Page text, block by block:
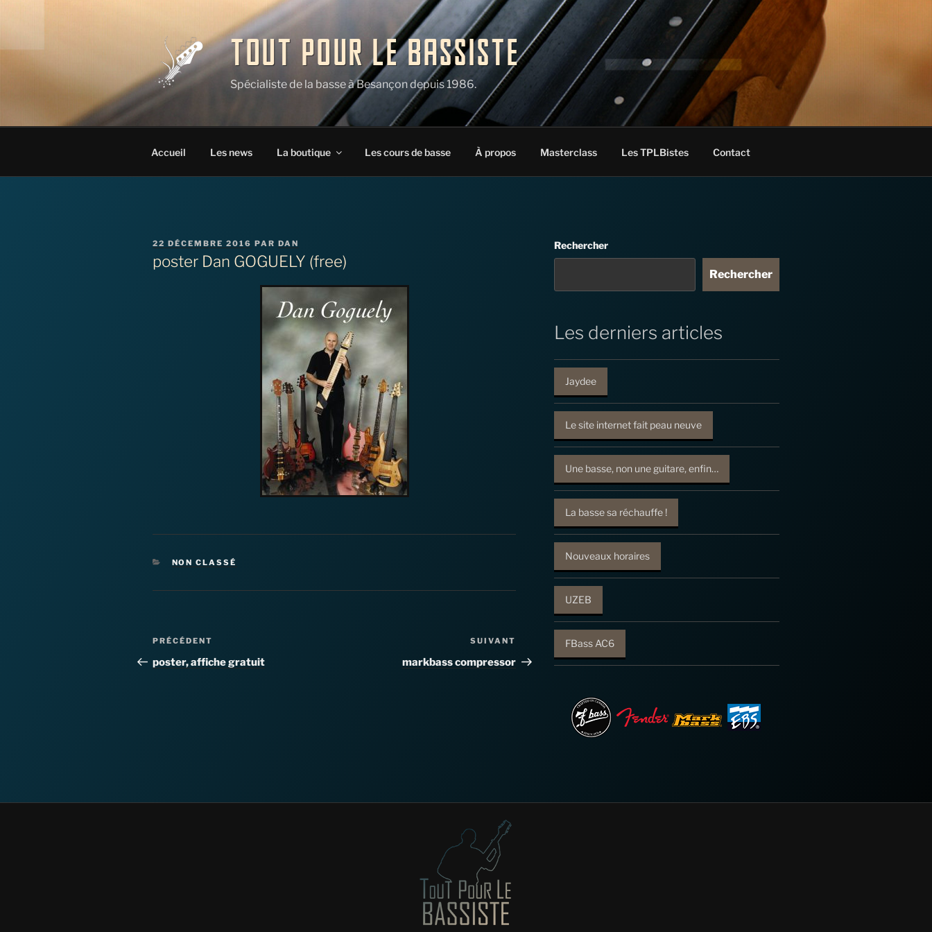
TOUT POUR LE BASSISTE
Spécialiste de la basse à Besançon depuis 1986.
Accueil Les news La boutique Les cours de basse À propos Masterclass Les TPLBistes Contact
PUBLIÉ
22 DÉCEMBRE 2016 PAR DAN
poster Dan GOGUELY (free)
CATÉGORIES
NON CLASSÉ
Navigation
de
Article
précédent
PRÉCÉDENT
poster, affiche gratuit
suivant
SUIVANT
markbass compressor
Rechercher
Rechercher
Les derniers articles
Jaydee
Le site internet fait peau neuve
Une basse, non une guitare, enfin…
La basse sa réchauffe !
Nouveaux horaires
UZEB
FBass AC6